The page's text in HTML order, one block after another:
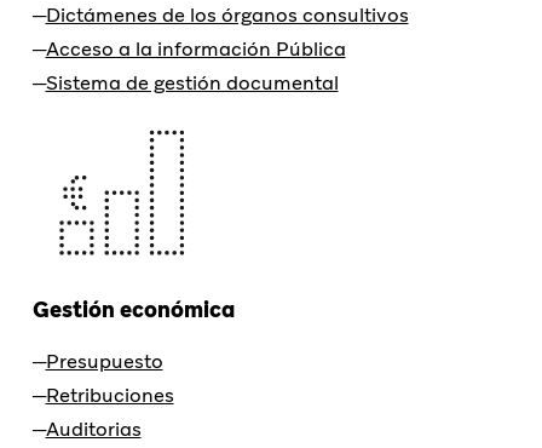
Dictámenes de los órganos consultivos
Acceso a la información Pública
Sistema de gestión documental
Gestión económica
Presupuesto
Retribuciones
Auditorias